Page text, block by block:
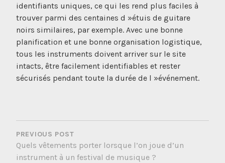
identifiants uniques, ce qui les rend plus faciles à
trouver parmi des centaines d »étuis de guitare
noirs similaires, par exemple. Avec une bonne
planification et une bonne organisation logistique,
tous les instruments doivent arriver sur le site
intacts, être facilement identifiables et rester
sécurisés pendant toute la durée de l »événement.
NAVIGATION
DE
L’ARTICLE
PREVIOUS POST
Quels vêtements porter lorsque l’on joue d’un
instrument à un festival de musique ?